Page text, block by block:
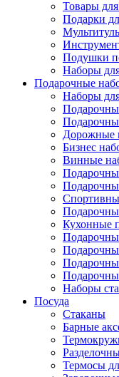
Товары
Подарки
Подушки
Наборы
Подарочные
Наборы
Дорожные
Бизнес
Винные
Кухонные
Наборы
Посуда
Стаканы
Барные
Термосы